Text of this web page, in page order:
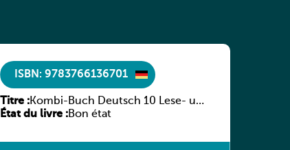
ISBN: 9783766136701
Titre :Kombi-Buch Deutsch 10 Lese- und
Sprachbuch
État du livre :Bon état